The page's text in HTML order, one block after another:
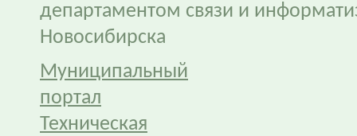
департаментом связи и
Новосибирска
Муниципальный
портал
Техническая